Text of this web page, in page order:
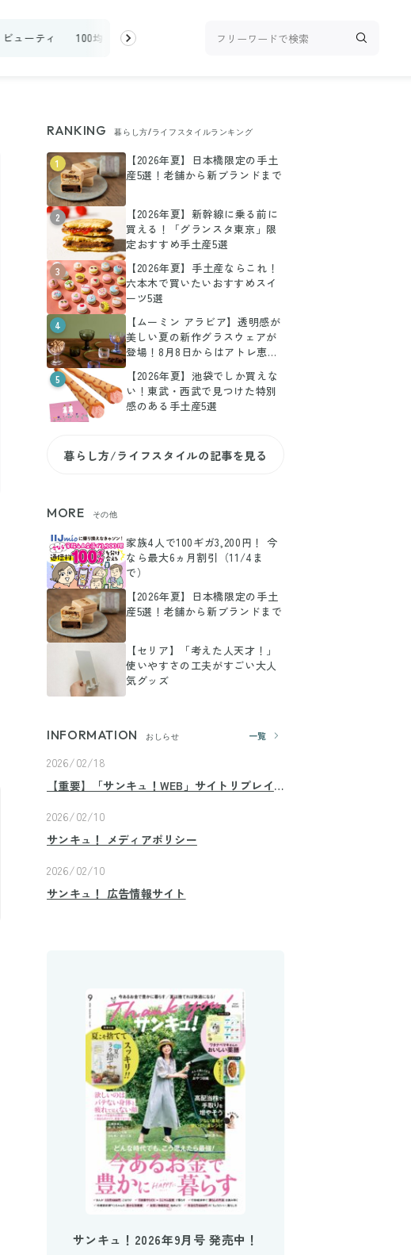
ビューティ 100均・雑貨 料理レシピ 話題
RANKING 暮らし方/ライフスタイルランキング
1
【2026年夏】日本橋限定の手土
産5選！老舗から新ブランドまで
2
【2026年夏】新幹線に乗る前に
買える！「グランスタ東京」限
定おすすめ手土産5選
3
【2026年夏】手土産ならこれ！
六本木で買いたいおすすめスイ
ーツ5選
4
【ムーミン アラビア】透明感が
美しい夏の新作グラスウェアが
登場！8月8日からはアトレ恵比
5
【2026年夏】池袋でしか買えな
い！東武・西武で見つけた特別
感のある手土産5選
暮らし方/ライフスタイルの記事を見る
MORE その他
家族4人で100ギガ3,200円！ 今
なら最大6ヵ月割引（11/4ま
で）
【2026年夏】日本橋限定の手土
産5選！老舗から新ブランドまで
【セリア】「考えた人天才！」
使いやすさの工夫がすごい大人
気グッズ
INFORMATION おしらせ 一覧
2026/02/18
【重要】「サンキュ！WEB」サイトリプレイ
2026/02/10
サンキュ！ メディアポリシー
2026/02/10
サンキュ！ 広告情報サイト
サンキュ！2026年9月号 発売中！